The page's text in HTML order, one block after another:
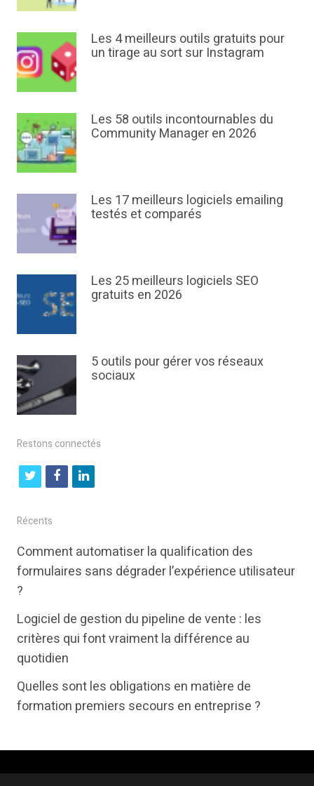
Les 4 meilleurs outils gratuits pour
un tirage au sort sur Instagram
Les 58 outils incontournables du
Community Manager en 2026
Les 17 meilleurs logiciels emailing
testés et comparés
Les 25 meilleurs logiciels SEO
gratuits en 2026
5 outils pour gérer vos réseaux
sociaux
Restons connectés
t
i
t
r
f
b
k
l
k
e
n
Récents
Comment automatiser la qualification des
formulaires sans dégrader l’expérience utilisateur
?
Logiciel de gestion du pipeline de vente : les
critères qui font vraiment la différence au
quotidien
Quelles sont les obligations en matière de
formation premiers secours en entreprise ?